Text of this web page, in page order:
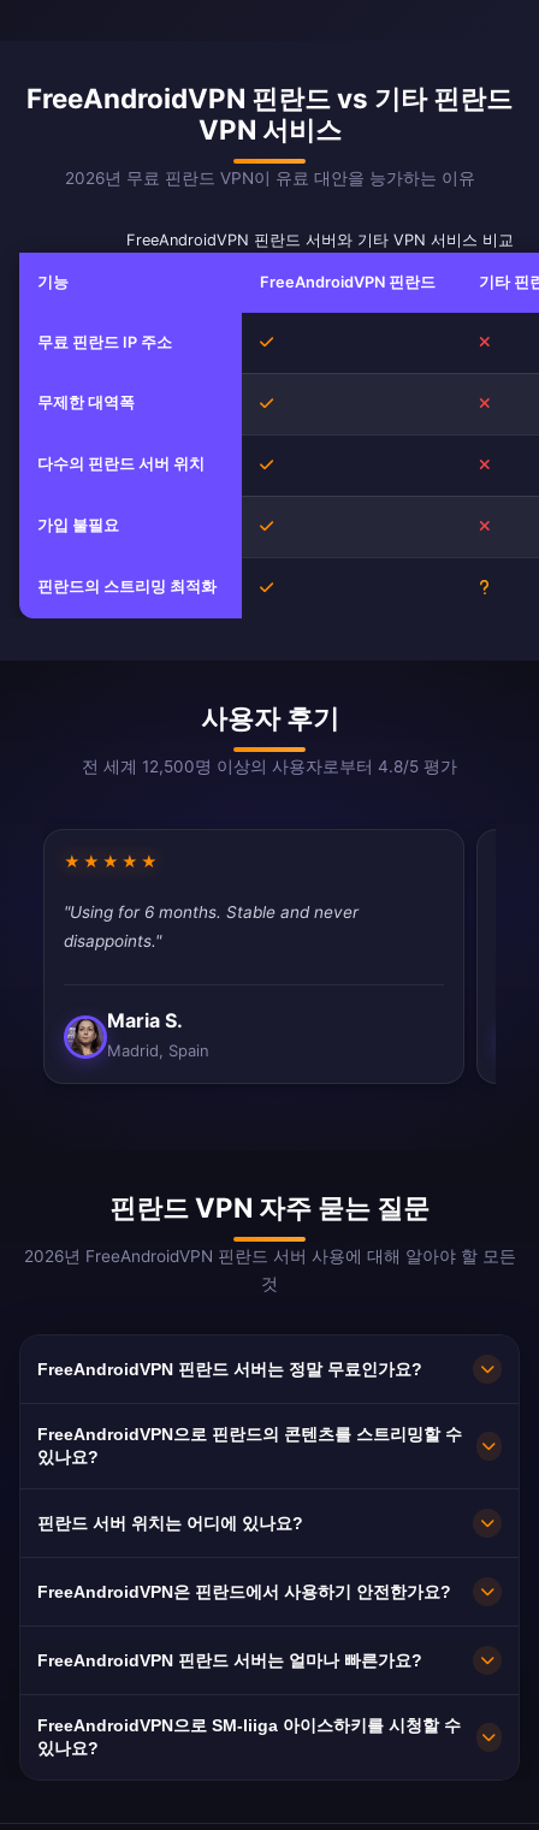
FreeAndroidVPN 핀란드 vs 기타 핀란드
VPN 서비스
2026년 무료 핀란드 VPN이 유료 대안을 능가하는 이유
FreeAndroidVPN 핀란드 서버와 기타 VPN 서비스 비교
기능 FreeAndroidVPN 핀란드 기타 핀
무료 핀란드 IP 주소 예
무제한 대역폭 예
다수의 핀란드 서버 위치 예
가입 불필요 예
핀란드의 스트리밍 최적화 예
사용자 후기
전 세계 12,500명 이상의 사용자로부터 4.8/5 평가
★★★★★
"Using for 6 months. Stable and never
disappoints."
Maria S.
Madrid, Spain
핀란드 VPN 자주 묻는 질문
2026년 FreeAndroidVPN 핀란드 서버 사용에 대해 알아야 할 모든
것
FreeAndroidVPN 핀란드 서버는 정말 무료인가요?
니다. 헬싱키, 에스포, 탐페레, 투르쿠, 오울루의 서
FreeAndroidVPN으로 핀란드의 콘텐츠를 스트리밍할 수
있나요?
Elisa Viihde, Ruutu 스트리밍에 최적화되어 있습
핀란드 서버 위치는 어디에 있나요?
포, 탐페레, 투르쿠, 오울루에 여러 고속 서버를 유
연결을 제공합니다. 앱에서 원하는 핀란드 도시를
FreeAndroidVPN은 핀란드에서 사용하기 안전한가요?
에서 가장 자유로운 인터넷 국가 중 하나입니다.
FreeAndroidVPN 핀란드 서버는 얼마나 빠른가요?
전국 광섬유 보급으로 200Mbps입니다. 헬싱키 서
FreeAndroidVPN으로 SM-liiga 아이스하키를 시청할 수
있나요?